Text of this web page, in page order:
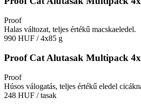
Proof
Halas változat, teljes értékű macskaeledel.
990 HUF / 4x85 g
Proof Cat Alutasak Multipack
Proof
Húsos válogatás, teljes értékű eledel
248 HUF / tasak